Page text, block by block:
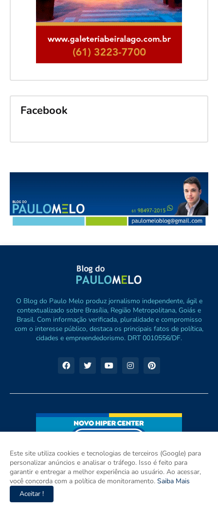
Facebook
O Blog do Paulo Melo produz jornalismo independente, ágil e
contextualizado sobre Brasília, Região Metropolitana, Goiás e
Brasil. Com informação verificada, pluralidade e compromisso
com o interesse público, destaca os principais fatos de política,
cidades e empreendedorismo. DRT 0010556/DF.
Este site utiliza cookies e tecnologias de terceiros (Google) para
personalizar anúncios e analisar o tráfego. Isso é feito para
garantir e entregar a melhor experiência ao usuário. Ao acessar,
você concorda com a política de monitoramento. Saiba Mais
Aceitar !